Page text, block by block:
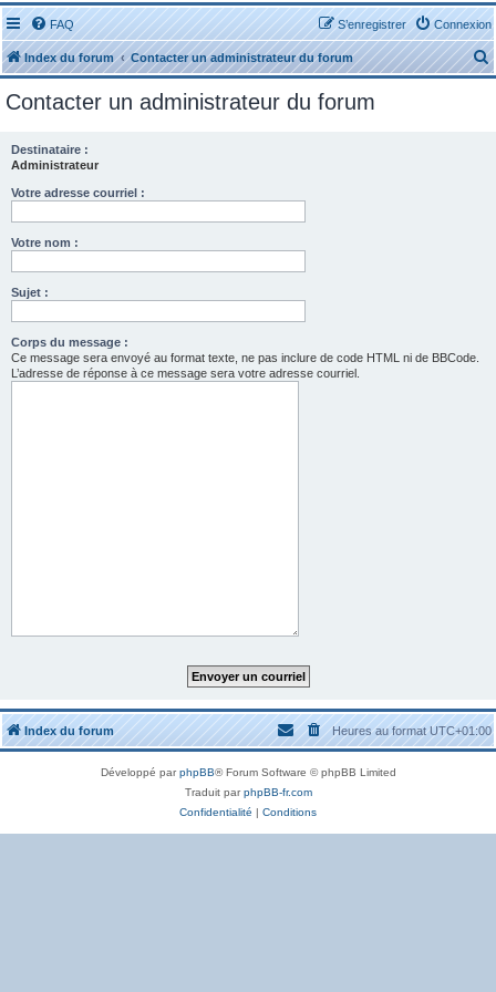
FAQ Connexion
S’enregistrer
Index du forum Contacter un administrateur du forum
e
Contacter un administrateur du forum
Destinataire :
Administrateur
Votre adresse courriel :
Votre nom :
Sujet :
Corps du message :
Ce message sera envoyé au format texte, ne pas inclure de code HTML ni de BBCode.
L’adresse de réponse à ce message sera votre adresse courriel.
Index du forum Heures au formatUTC+01:00
Développé parphpBB® Forum Software © phpBB Limited
Traduit parphpBB-fr.com
Confidentialité | Conditions